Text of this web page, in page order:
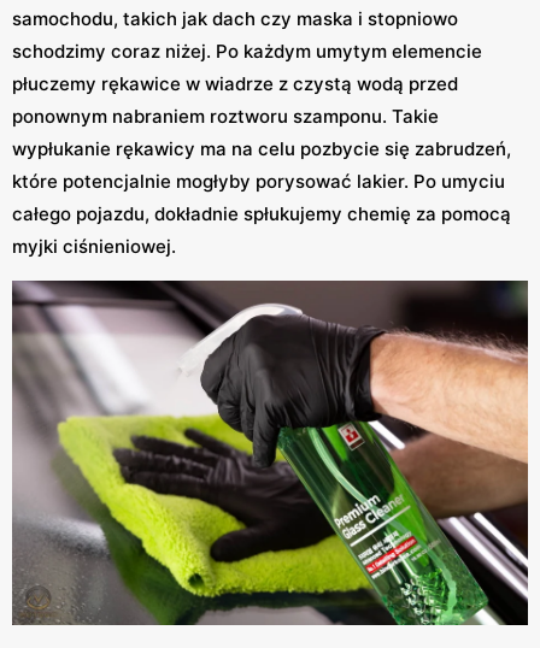
samochodu, takich jak dach czy maska i stopniowo
schodzimy coraz niżej. Po każdym umytym elemencie
płuczemy rękawice w wiadrze z czystą wodą przed
ponownym nabraniem roztworu szamponu. Takie
wypłukanie rękawicy ma na celu pozbycie się zabrudzeń,
które potencjalnie mogłyby porysować lakier. Po umyciu
całego pojazdu, dokładnie spłukujemy chemię za pomocą
myjki ciśnieniowej.